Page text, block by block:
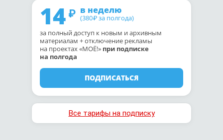
14 в неделю
(380₽ за полгода)
за полный доступ к новым и архивным
материалам + отключение рекламы
на проектах «МОЁ!» при подписке
на полгода
ПОДПИСАТЬСЯ
Все тарифы на подписку